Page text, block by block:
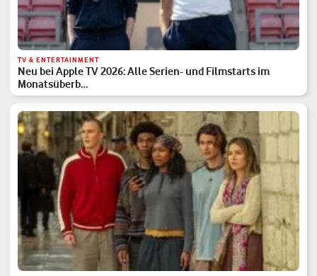
TV & ENTERTAINMENT
Neu bei Apple TV 2026: Alle Serien- und Filmstarts im
Monatsüberb…